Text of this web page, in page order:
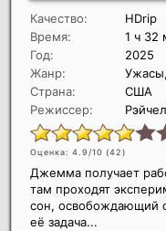
Качество:
HDrip
Время:
1 ч 32
Год:
2025
Жанр:
Страна:
США
Режиссер:
Оценка: 4.9/10 (42)
Джемма получает
там проходят
сон, освобождающий
её задача...